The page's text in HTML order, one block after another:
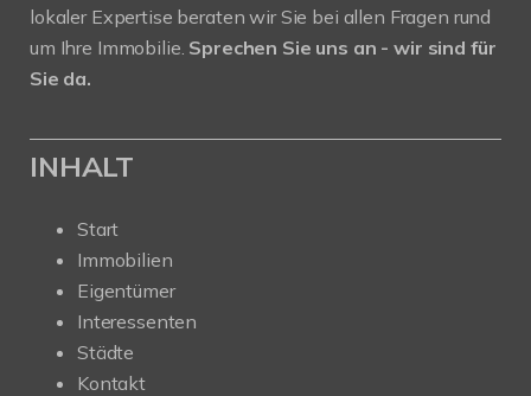
lokaler Expertise beraten wir Sie bei allen Fragen rund
um Ihre Immobilie. Sprechen Sie uns an - wir sind für
Sie da.
INHALT
Start
Immobilien
Eigentümer
Interessenten
Städte
Kontakt